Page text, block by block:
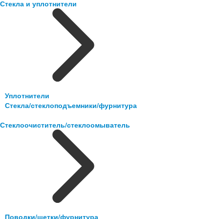
Стекла и уплотнители
Уплотнители
Стекла/стеклоподъемники/фурнитура
Стеклоочиститель/стеклоомыватель
Поводки/щетки/фурнитура